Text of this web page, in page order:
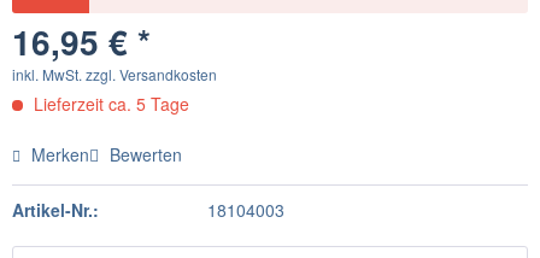
16,95 € *
inkl. MwSt. zzgl. Versandkosten
Lieferzeit ca. 5 Tage
Merken Bewerten
Artikel-Nr.: 18104003